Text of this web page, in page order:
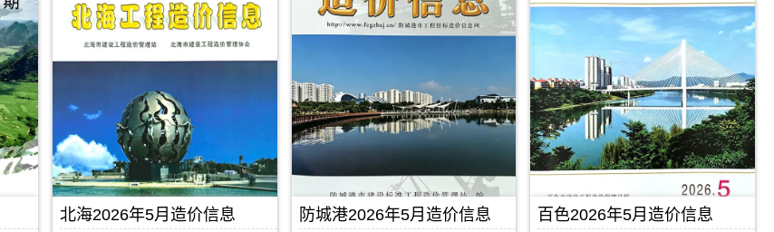
清
包
区：
宜
州
区、
罗
城
息
扫
描
件
PDF，
防
城
港
息
价
价
信
布，
钦
州
信
息
价
包
含
区
域：
港
工
造
价
信
息）
期
刊，
由
设
工
程
造
信
期
刊，
由
息
设
工
程
造
价
信
期
刊，
由
北海2026年5月造价信息 防城港2026年5月造价信息 百色2026年5月造价信息